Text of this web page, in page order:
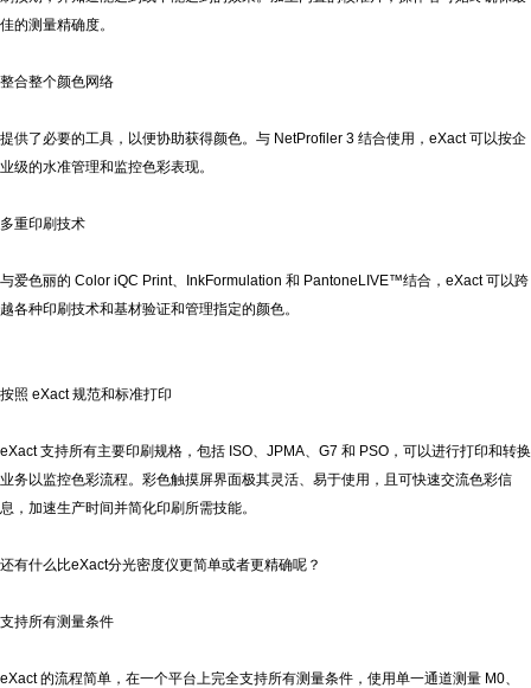
佳的测量精确度。
整合整个颜色网络
提供了必要的工具，以便协助获得颜色。与 NetProfiler 3 结合使用， eXact可以按企
业级的水准管理和监控色彩表现。
多重印刷技术
与爱色丽的 Color iQC Print、 InkFormulation 和 PantoneLIVE™结合， eXact可以跨
越各种印刷技术和基材验证和管理指定的颜色。
按照 eXact规范和标准打印
eXact支持所有主要印刷规格，包括 ISO、 JPMA、 G7 和 PSO ，可以进行打印和转换
业务以监控色彩流程。彩色触摸屏界面极其灵活、易于使用，且可快速交流色彩信
息，加速生产时间并简化印刷所需技能。
还有什么比eXact分光密度仪更简单或者更精确呢？
支持所有测量条件
eXact的流程简单，在一个平台上完全支持所有测量条件，使用单一通道测量 M0、